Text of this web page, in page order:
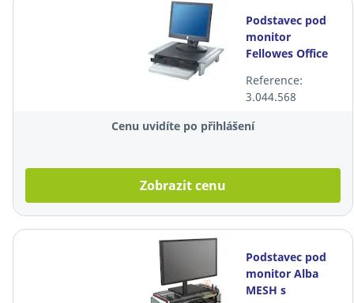
Podstavec pod
monitor
Fellowes Office
x 106 mm
Reference:
3.044.568
Cenu uvidíte po přihlášení
Zobrazit cenu
Podstavec pod
monitor Alba
MESH s